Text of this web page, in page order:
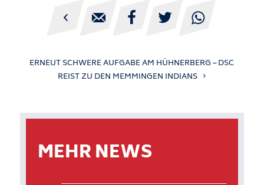
    
ERNEUT SCHWERE AUFGABE AM HÜHNERBERG – DSC
REIST ZU DEN MEMMINGEN INDIANS
MEHR NEWS